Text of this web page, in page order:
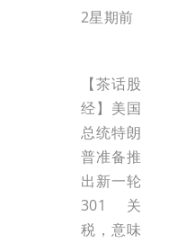
2星期前
【茶话股
经】美国
总统特朗
普准备推
出新一轮
301关
税，意味